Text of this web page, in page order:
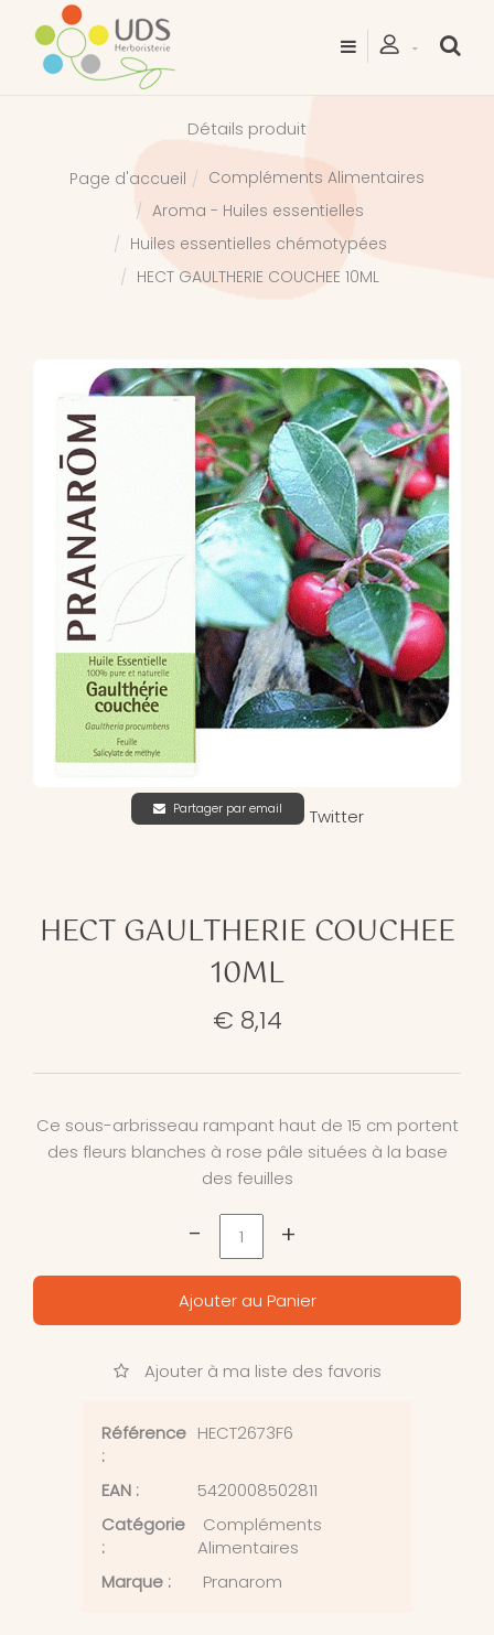
Détails produit
Page d'accueil
Compléments Alimentaires
Aroma - Huiles essentielles
Huiles essentielles chémotypées
HECT GAULTHERIE COUCHEE 10ML
Partager par email Twitter
HECT GAULTHERIE COUCHEE
10ML
€ 8,14
Ce sous-arbrisseau rampant haut de 15 cm portent
des fleurs blanches à rose pâle situées à la base
des feuilles
- +
Ajouter au Panier
Ajouter à ma liste des favoris
Référence
:
HECT2673F6
EAN :
5420008502811
Catégorie
:
Compléments
Alimentaires
Marque :
Pranarom